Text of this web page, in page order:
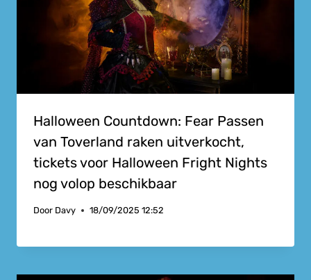
Halloween Countdown: Fear Passen
van Toverland raken uitverkocht,
tickets voor Halloween Fright Nights
nog volop beschikbaar
Door Davy 18/09/2025 12:52